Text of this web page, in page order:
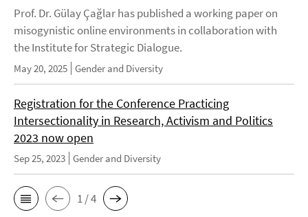
Prof. Dr. Gülay Çağlar has published a working paper on
misogynistic online environments in collaboration with
the Institute for Strategic Dialogue.
May 20, 2025 Gender and Diversity
Registration for the Conference Practicing
Intersectionality in Research, Activism and Politics
2023 now open
Sep 25, 2023 Gender and Diversity
1 / 4